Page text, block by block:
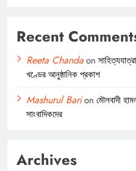
Recent
Reeta Chandaon
খণ্ডের আনুষ্ঠানিক প্রকাশ
Mashurul Barion মৌলবাদী
সাংবাদিকদের
Archives